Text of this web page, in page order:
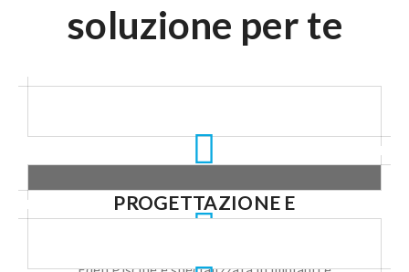
soluzione per te
PROGETTAZIONE E